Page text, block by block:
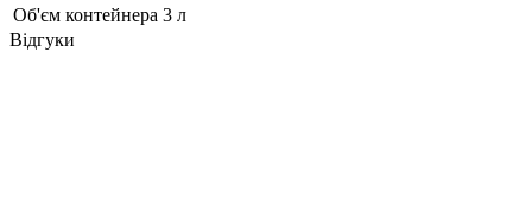
Об'єм контейнера 3 л
Відгуки